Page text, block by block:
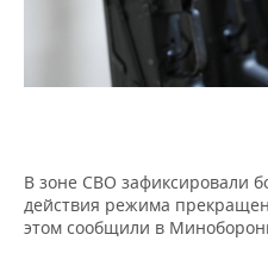
ТЕЛЕКОММУНИКАЦИИ
БИЗНЕС-БРАНЧИ
ONLINE-КОНФЕРЕНЦИИ
ФУТБОЛ
ВОЛЕЙБОЛ
КИБЕРСПОРТ
НОВОСТИ ОБЩЕСТВА
ИСТОРИЯ
КУЛЬТУРА
ФОТОГАЛЕРЕЯ
СЮЖЕТЫ
СПИСОК ПЕРСОН
СПИСОК КОМПАНИЙ
ПОЛНАЯ ВЕРСИЯ
В зоне СВО зафиксировали
действия режима
этом сообщили в